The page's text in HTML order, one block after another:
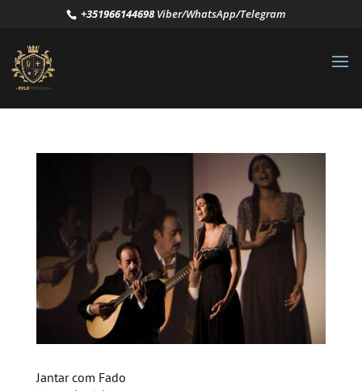
+351966144698Viber/WhatsApp/Telegram
Jantar com Fado